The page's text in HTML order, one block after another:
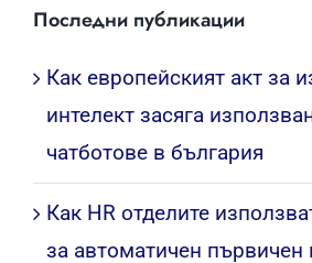
Последни публикации
Как европейският акт за
интелект засяга
чатботове в българия
Как HR отделите
за автоматичен първичен